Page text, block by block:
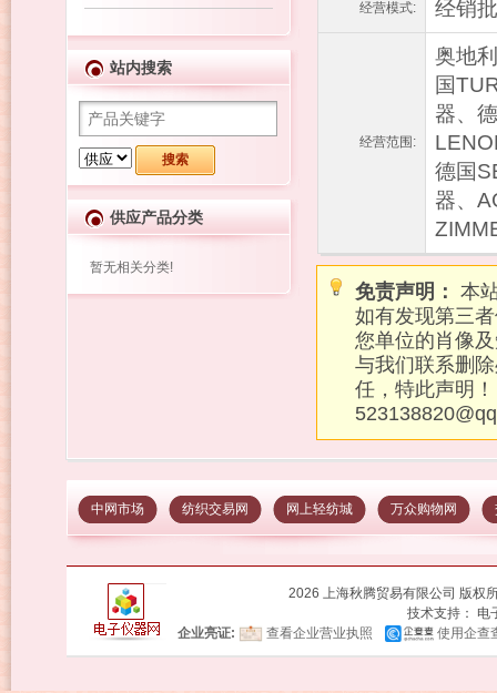
站内搜索
供应产品分类
暂无相关分类!
经营模式: 经销
经营范围:
奥地
国
器、
德国
器、
免责声明： 本
如有发现第三
您单位的肖像
与我们联系删
任，特此声明
中网市场 纺织交易网 网上轻纺城 万众购物网
2026 上海秋腾贸易有限公司 版权
技术支持：
电
企业亮证:
查看企业营业执照 使用企查